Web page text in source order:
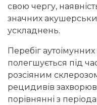
свою чергу,
значних
ускладнень.
Перебіг
полегшується під час
розсіяним
рецидивів
порівнянні з